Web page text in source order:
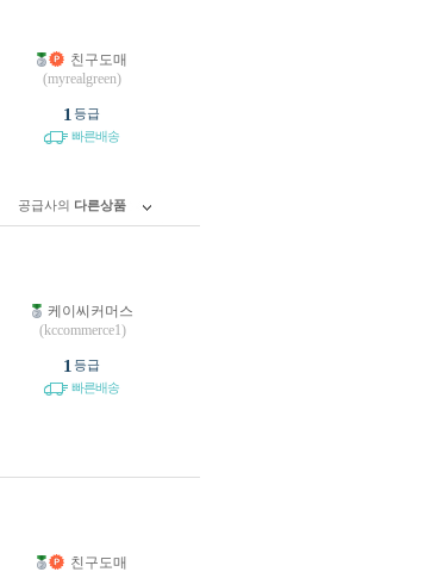
친구도매
(myrealgreen)
1 등급
빠른배송
공급사의 다른상품
케이씨커머스
(kccommerce1)
1 등급
빠른배송
친구도매